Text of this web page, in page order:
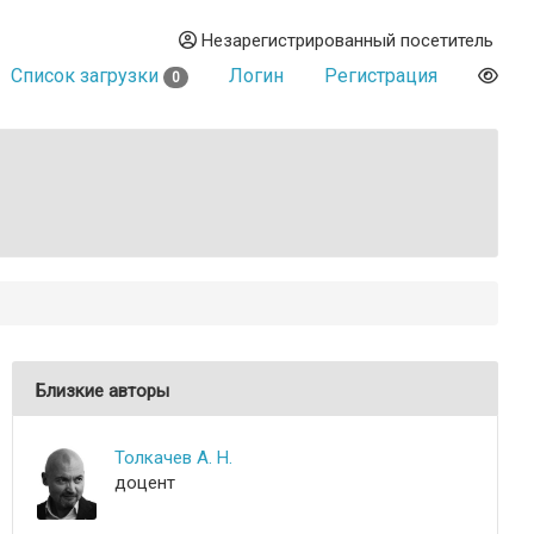
Незарегистрированный посетитель
Список загрузки 0 Логин Регистрация
Близкие авторы
Толкачев А. Н.
доцент